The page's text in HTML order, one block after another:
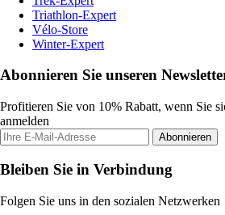
Triathlon-Expert
Vélo-Store
Winter-Expert
Abonnieren Sie unseren
Profitieren Sie von 10% Rabatt, wenn Sie
anmelden
Abonnieren
Bleiben Sie in Verbindung
Folgen Sie uns in den sozialen Netzwerken